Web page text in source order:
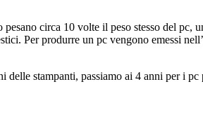
circa 10 volte il peso stesso del pc,
Per produrre un pc vengono emessi
stampanti, passiamo ai 4 anni per i